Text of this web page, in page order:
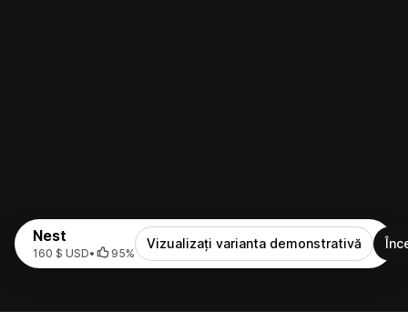
Nest
160 $ USD• 95%
Vizualizați varianta demonstrativă